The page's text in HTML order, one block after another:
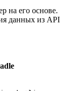
на его основе.
данных из API